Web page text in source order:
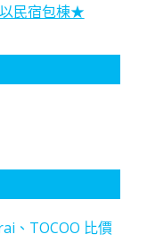
以民宿包棟★
、TOCOO 比價